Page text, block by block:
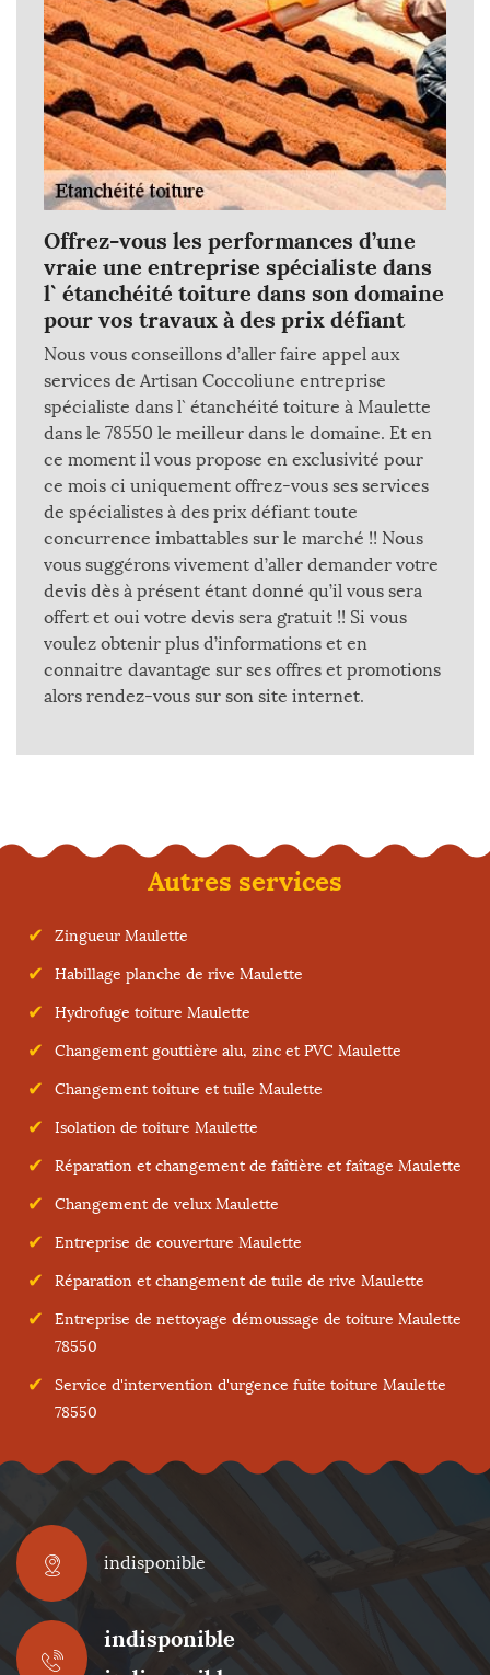
Offrez-vous les performances d’une
vraie une entreprise spécialiste dans
l` étanchéité toiture dans son domaine
pour vos travaux à des prix défiant
Nous vous conseillons d’aller faire appel aux
services de Artisan Coccoliune entreprise
spécialiste dans l` étanchéité toiture à Maulette
dans le 78550 le meilleur dans le domaine. Et en
ce moment il vous propose en exclusivité pour
ce mois ci uniquement offrez-vous ses services
de spécialistes à des prix défiant toute
concurrence imbattables sur le marché !! Nous
vous suggérons vivement d’aller demander votre
devis dès à présent étant donné qu’il vous sera
offert et oui votre devis sera gratuit !! Si vous
voulez obtenir plus d’informations et en
connaitre davantage sur ses offres et promotions
alors rendez-vous sur son site internet.
Autres services
Zingueur Maulette
Habillage planche de rive Maulette
Hydrofuge toiture Maulette
Changement gouttière alu, zinc et PVC Maulette
Changement toiture et tuile Maulette
Isolation de toiture Maulette
Réparation et changement de faîtière et faîtage Maulette
Changement de velux Maulette
Entreprise de couverture Maulette
Réparation et changement de tuile de rive Maulette
Entreprise de nettoyage démoussage de toiture Maulette
78550
Service d'intervention d'urgence fuite toiture Maulette
78550
indisponible
indisponible